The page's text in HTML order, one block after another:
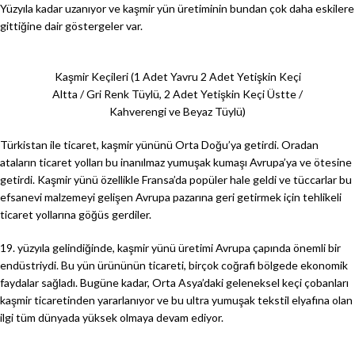
Yüzyıla kadar uzanıyor ve kaşmir yün üretiminin bundan çok daha eskilere
gittiğine dair göstergeler var.
Kaşmir Keçileri (1 Adet Yavru 2 Adet Yetişkin Keçi
Altta / Gri Renk Tüylü, 2 Adet Yetişkin Keçi Üstte /
Kahverengi ve Beyaz Tüylü)
Türkistan ile ticaret, kaşmir yününü Orta Doğu’ya getirdi. Oradan
ataların ticaret yolları bu inanılmaz yumuşak kumaşı Avrupa’ya ve ötesine
getirdi. Kaşmir yünü özellikle Fransa’da popüler hale geldi ve tüccarlar bu
efsanevi malzemeyi gelişen Avrupa pazarına geri getirmek için tehlikeli
ticaret yollarına göğüs gerdiler.
19. yüzyıla gelindiğinde, kaşmir yünü üretimi Avrupa çapında önemli bir
endüstriydi. Bu yün ürününün ticareti, birçok coğrafi bölgede ekonomik
faydalar sağladı. Bugüne kadar, Orta Asya’daki geleneksel keçi çobanları
kaşmir ticaretinden yararlanıyor ve bu ultra yumuşak tekstil elyafına olan
ilgi tüm dünyada yüksek olmaya devam ediyor.